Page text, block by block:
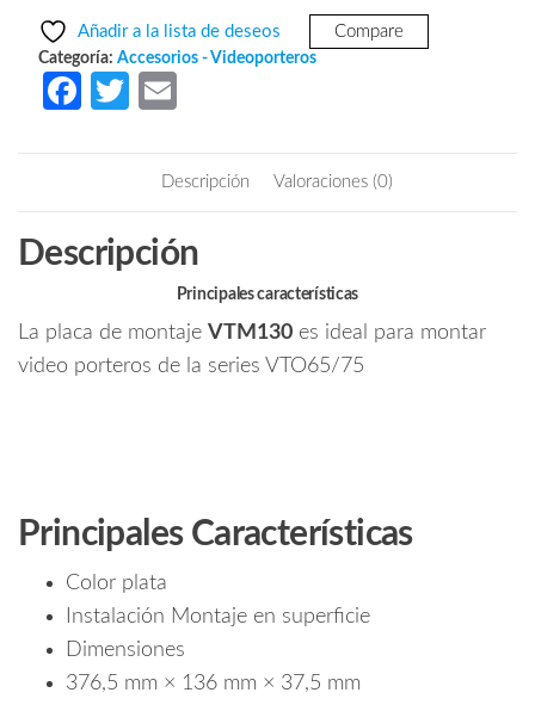
$2,884.64.$1,817.17.
Instalación
en
pared
cantidad
Añadir a la lista de deseos Compare
Categoría: Accesorios - Videoporteros
Fa
o
T
itt
ail
Descripción Valoraciones (0)
Descripción
Principales características
La placa de montaje VTM130 es ideal para montar
video porteros de la series VTO65/75
Principales Características
Color plata
Instalación Montaje en superficie
Dimensiones
376,5 mm × 136 mm × 37,5 mm